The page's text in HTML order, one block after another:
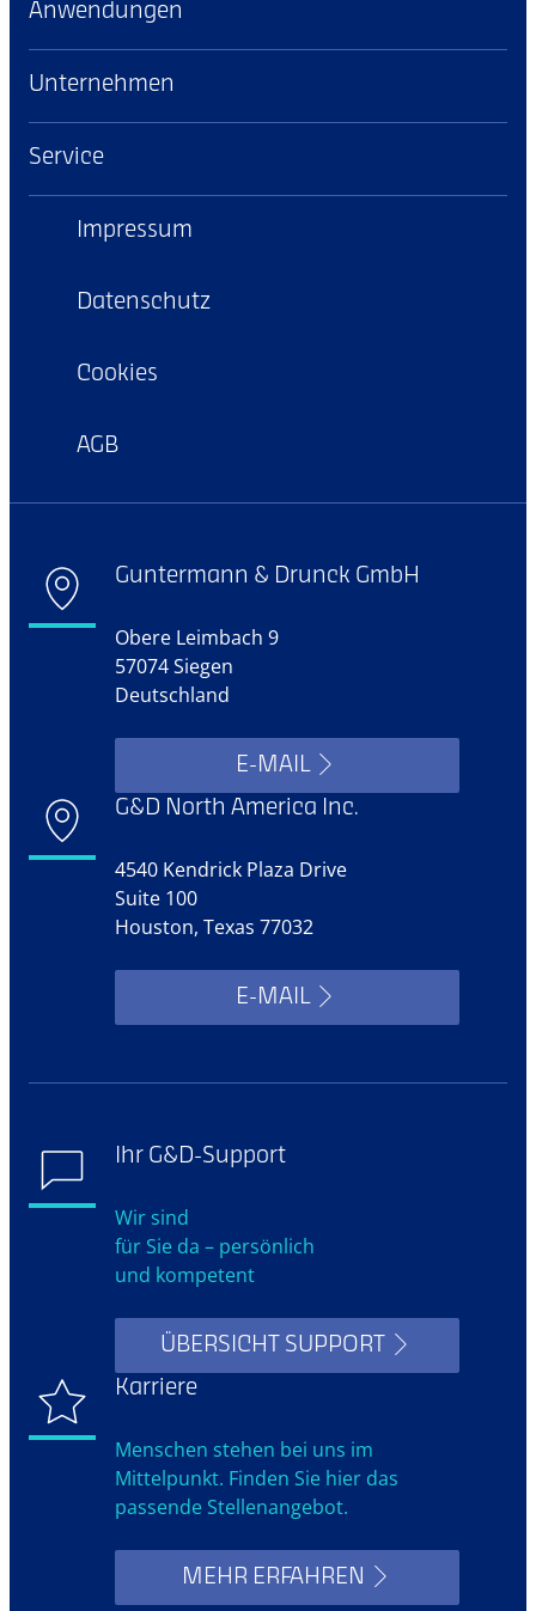
Anwendungen
Unternehmen
Service
Impressum
Datenschutz
Cookies
AGB
Guntermann & Drunck GmbH
Obere Leimbach 9
57074 Siegen
Deutschland
E-MAIL
G&D North America Inc.
4540 Kendrick Plaza Drive
Suite 100
Houston, Texas 77032
E-MAIL
Ihr G&D-Support
Wir sind
für Sie da – persönlich
und kompetent
ÜBERSICHT SUPPORT
Karriere
Menschen stehen bei uns im
Mittelpunkt. Finden Sie hier das
passende Stellenangebot.
MEHR ERFAHREN